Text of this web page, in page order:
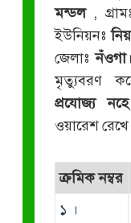
মন্ডল,
ইউনিয়নঃ
জেলাঃনঁওগা
মৃত্যুবরণ
প্রযোজ্য নহে
ওয়ারেশ
ক্রমিক নম্বর
১ ।